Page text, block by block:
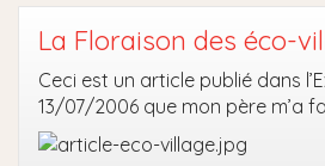
La Floraison des éco-
Ceci est un article publié dans
13/07/2006 que mon père m’a